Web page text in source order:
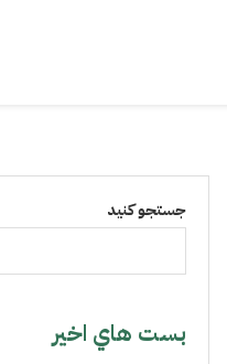
جستجو کنید
بست هاي اخير